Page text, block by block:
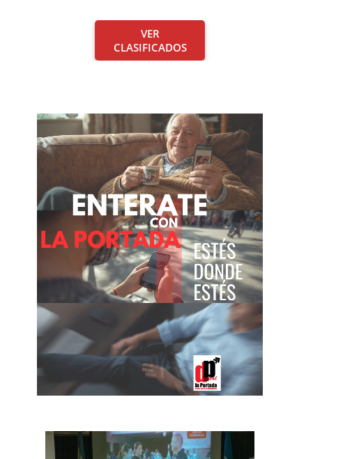
VER
CLASIFICADOS